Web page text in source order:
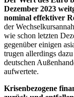
Dezember 2023
nominal effektiver
der
wie schon letzten
gegenüber einigen
trugen allerdings
deutschen
aufwertete.
Krisenbezogene